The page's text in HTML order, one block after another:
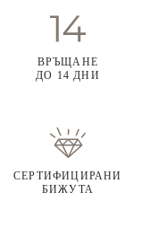
ВРЪЩАНЕ
ДО 14 ДНИ
СЕРТИФИЦИРАНИ
БИЖУТА